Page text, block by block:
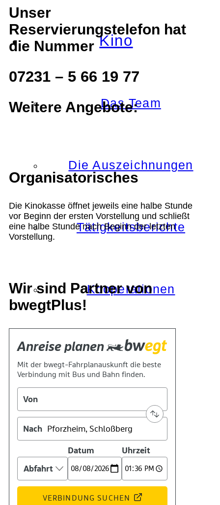
Kino
Das Team
Die Auszeichnungen
Tätigkeitsberichte
Kooperationen
Verbände
Geschichte
Technik
Unser
Reservierungstelefon hat
die Nummer
07231 – 5 66 19 77
Weitere Angebote:
Organisatorisches
Die Kinokasse öffnet jeweils eine halbe Stunde
vor Beginn der ersten Vorstellung und schließt
eine halbe Stunde nach Beginn der letzten
Vorstellung.
Wir sind Partner von
bwegtPlus!